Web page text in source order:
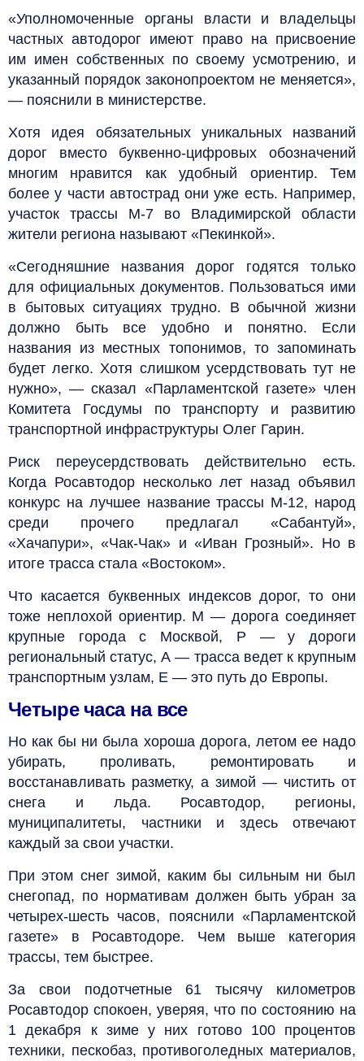
«Уполномоченные органы власти и владельцы
частных автодорог имеют право на присвоение
им имен собственных по своему усмотрению, и
указанный порядок законопроектом не меняется»,
— пояснили в министерстве.
Хотя идея обязательных уникальных названий
дорог вместо буквенно-цифровых обозначений
многим нравится как удобный ориентир. Тем
более у части автострад они уже есть. Например,
участок трассы М-7 во Владимирской области
жители региона называют «Пекинкой».
«Сегодняшние названия дорог годятся только
для официальных документов. Пользоваться ими
в бытовых ситуациях трудно. В обычной жизни
должно быть все удобно и понятно. Если
названия из местных топонимов, то запоминать
будет легко. Хотя слишком усердствовать тут не
нужно», — сказал «Парламентской газете» член
Комитета Госдумы по транспорту и развитию
транспортной инфраструктуры Олег Гарин.
Риск переусердствовать действительно есть.
Когда Росавтодор несколько лет назад объявил
конкурс на лучшее название трассы М-12, народ
среди прочего предлагал «Сабантуй»,
«Хачапури», «Чак-Чак» и «Иван Грозный». Но в
итоге трасса стала «Востоком».
Что касается буквенных индексов дорог, то они
тоже неплохой ориентир. М — дорога соединяет
крупные города с Москвой, Р — у дороги
региональный статус, А — трасса ведет к крупным
транспортным узлам, Е — это путь до Европы.
Четыре часа на все
Но как бы ни была хороша дорога, летом ее надо
убирать, проливать, ремонтировать и
восстанавливать разметку, а зимой — чистить от
снега и льда. Росавтодор, регионы,
муниципалитеты, частники и здесь отвечают
каждый за свои участки.
При этом снег зимой, каким бы сильным ни был
снегопад, по нормативам должен быть убран за
четырех-шесть часов, пояснили «Парламентской
газете» в Росавтодоре. Чем выше категория
трассы, тем быстрее.
За свои подотчетные 61 тысячу километров
Росавтодор спокоен, уверяя, что по состоянию на
1 декабря к зиме у них готово 100 процентов
техники, пескобаз, противоголедных материалов,